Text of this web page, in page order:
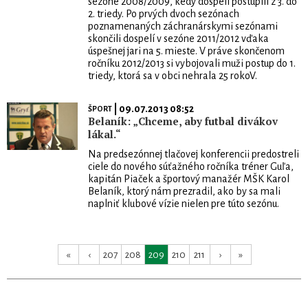
2. triedy. Po prvých dvoch sezónach
poznamenaných záchranárskymi sezónami
skončili dospelí v sezóne 2011/2012 vďaka
úspešnej jari na 5. mieste. V práve skončenom
ročníku 2012/2013 si vybojovali muži postup do 1.
triedy, ktorá sa v obci nehrala 25 rokoV.
ŠPORT| 09.07.2013 08:52
Belaník: „Chceme, aby futbal divákov
lákal.“
Na predsezónnej tlačovej konferencii predostreli
ciele do nového súťažného ročníka tréner Guľa,
kapitán Piaček a športový manažér MŠK Karol
Belaník, ktorý nám prezradil, ako by sa mali
naplniť klubové vízie nielen pre túto sezónu.
« ‹ 207 208 209 210 211 › »